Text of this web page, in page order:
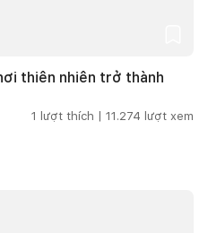
thiên nhiên trở thành
1 lượt thích | 11.274 lượt xem